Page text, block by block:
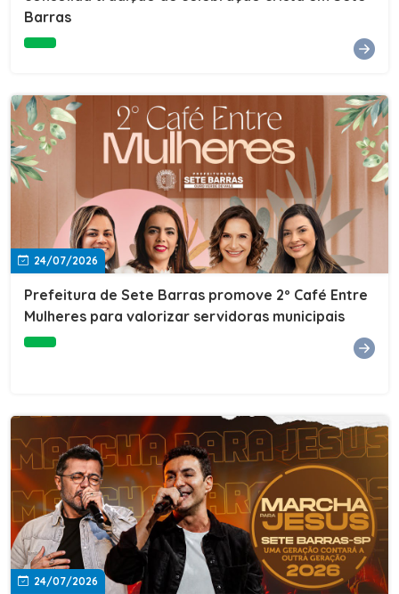
e do Instituto de Desenvolvimento Profissional
fundador da empresa Seu Consultor.Inscrições: FAÇA
AQUI
Barras
24/07/2026
Prefeitura de Sete Barras promove 2º Café Entre
Mulheres para valorizar servidoras municipais
24/07/2026